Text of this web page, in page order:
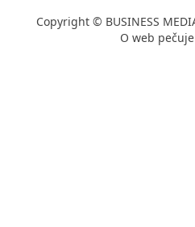
Copyright © BUSINESS